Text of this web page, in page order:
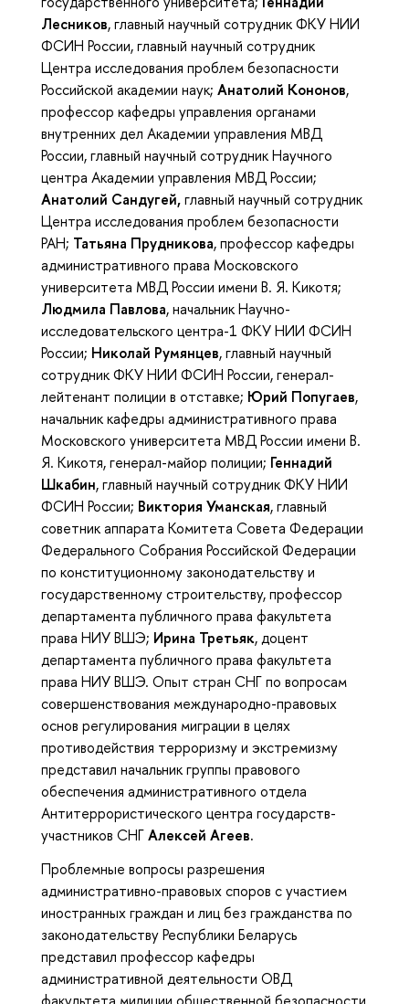
Лесников, главный научный сотрудник ФКУ НИИ
ФСИН России, главный научный сотрудник
Центра исследования проблем безопасности
Российской академии наук; Анатолий Кононов,
профессор кафедры управления органами
внутренних дел Академии управления МВД
России, главный научный сотрудник Научного
центра Академии управления МВД России;
Анатолий Сандугей,главный научный сотрудник
Центра исследования проблем безопасности
РАН; Татьяна Прудникова, профессор кафедры
административного права Московского
университета МВД России имени В. Я. Кикотя;
Людмила Павлова, начальник Научно-
исследовательского центра-1 ФКУ НИИ ФСИН
России; Николай Румянцев, главный научный
сотрудник ФКУ НИИ ФСИН России, генерал-
лейтенант полиции в отставке; Юрий Попугаев,
начальник кафедры административного права
Московского университета МВД России имени В.
Я. Кикотя, генерал-майор полиции; Геннадий
Шкабин, главный научный сотрудник ФКУ НИИ
ФСИН России; Виктория Уманская, главный
советник аппарата Комитета Совета Федерации
Федерального Собрания Российской Федерации
по конституционному законодательству и
государственному строительству, профессор
департамента публичного права факультета
права НИУ ВШЭ; Ирина Третьяк, доцент
департамента публичного права факультета
права НИУ ВШЭ. Опыт стран СНГ по вопросам
совершенствования международно-правовых
основ регулирования миграции в целях
противодействия терроризму и экстремизму
представил начальник группы правового
обеспечения административного отдела
Антитеррористического центра государств-
участников СНГАлексей Агеев.
Проблемные вопросы разрешения
административно-правовых споров с участием
иностранных граждан и лиц без гражданства по
законодательству Республики Беларусь
представил профессор кафедры
административной деятельности ОВД